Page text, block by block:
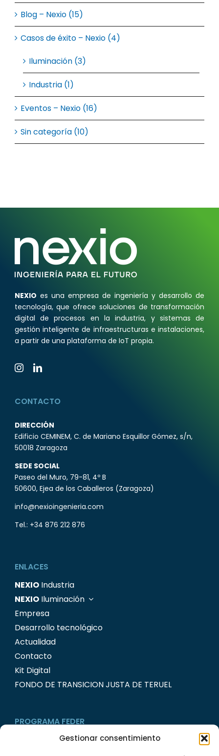
Gestionar consentimiento
Blog – Nexio (15)
Casos de éxito – Nexio (4)
Iluminación (3)
Industria (1)
Eventos – Nexio (16)
Sin categoría (10)
NEXIO es una empresa de ingeniería y desarrollo de
tecnología, que ofrece soluciones de transformación
digital de procesos en la industria, y sistemas de
gestión inteligente de infraestructuras e instalaciones,
a partir de una plataforma de IoT propia.
CONTACTO
DIRECCIÓN
Edificio CEMINEM, C. de Mariano Esquillor Gómez, s/n,
50018 Zaragoza
SEDE SOCIAL
Paseo del Muro, 79-81, 4º B
50600, Ejea de los Caballeros (Zaragoza)
info@nexioingenieria.com
Tel.: +34 876 212 876
ENLACES
NEXIOIndustria
NEXIOIluminación
Empresa
Desarrollo tecnológico
Actualidad
Contacto
Kit Digital
FONDO DE TRANSICION JUSTA DE TERUEL
PROGRAMA FEDER